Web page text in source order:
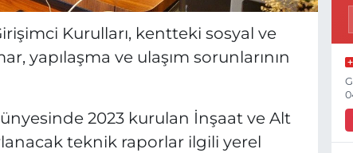
Kurulları, kentteki sosyal ve
yapılaşma ve ulaşım sorunlarının
2023 kurulan İnşaat ve Alt
teknik raporlar ilgili yerel